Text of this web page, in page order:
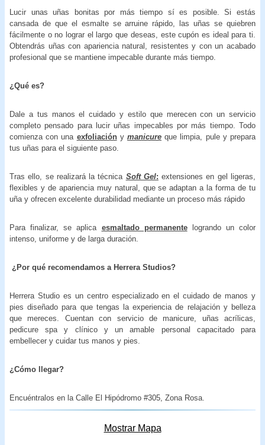
Lucir unas uñas bonitas por más tiempo sí es posible. Si estás
cansada de que el esmalte se arruine rápido, las uñas se quiebren
fácilmente o no lograr el largo que deseas, este cupón es ideal para ti.
Obtendrás uñas con apariencia natural, resistentes y con un acabado
profesional que se mantiene impecable durante más tiempo.
¿Qué es?
Dale a tus manos el cuidado y estilo que merecen con un servicio
completo pensado para lucir uñas impecables por más tiempo. Todo
comienza con una exfoliaciónymanicure que limpia, pule y prepara
tus uñas para el siguiente paso.
Tras ello, se realizará la técnica Soft Gel: extensiones en gel ligeras,
flexibles y de apariencia muy natural, que se adaptan a la forma de tu
uña y ofrecen excelente durabilidad mediante un proceso más rápido
Para finalizar, se aplica esmaltado permanentelogrando un color
intenso, uniforme y de larga duración.
¿Por qué recomendamos a Herrera Studios?
Herrera Studio es un centro especializado en el cuidado de manos y
pies diseñado para que tengas la experiencia de relajación y belleza
que mereces. Cuentan con servicio de manicure, uñas acrílicas,
pedicure spa y clínico y un amable personal capacitado para
embellecer y cuidar tus manos y pies.
¿Cómo llegar?
Encuéntralos en la Calle El Hipódromo #305, Zona Rosa.
Mostrar Mapa